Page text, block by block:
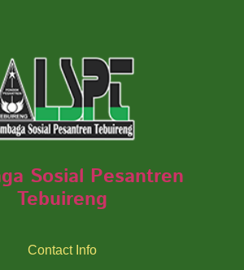
Sosial Pesantren
Tebuireng
Contact Info